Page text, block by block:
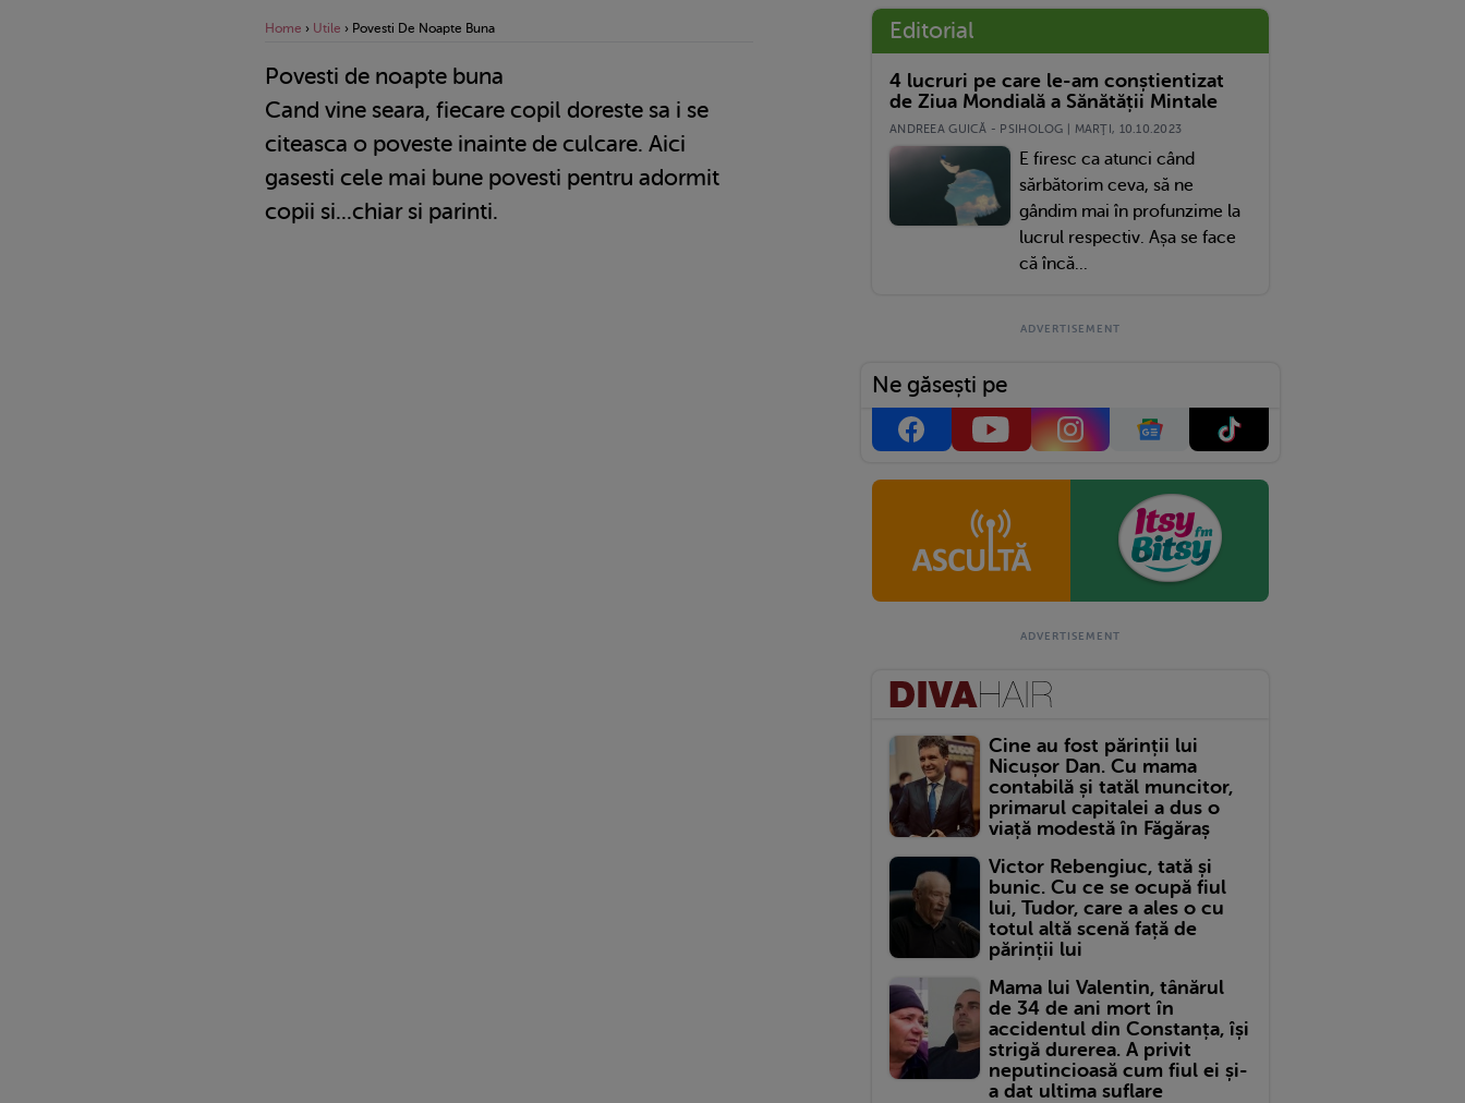
Home › Utile › Povesti De Noapte Buna
Povesti de noapte buna
Cand vine seara, fiecare copil doreste sa i se
citeasca o poveste inainte de culcare. Aici
gasesti cele mai bune povesti pentru adormit
copii si...chiar si parinti.
Editorial
4 lucruri pe care le-am conștientizat
de Ziua Mondială a Sănătății Mintale
ANDREEA GUICĂ - PSIHOLOG | MARŢI, 10.10.2023
E firesc ca atunci când
sărbătorim ceva, să ne
gândim mai în profunzime la
lucrul respectiv. Așa se face
că încă...
Ne găsești pe
Cine au fost părinții lui
Nicușor Dan. Cu mama
contabilă și tatăl muncitor,
primarul capitalei a dus o
viață modestă în Făgăraș
Victor Rebengiuc, tată și
bunic. Cu ce se ocupă fiul
lui, Tudor, care a ales o cu
totul altă scenă față de
părinții lui
Mama lui Valentin, tânărul
de 34 de ani mort în
accidentul din Constanța, își
strigă durerea. A privit
neputincioasă cum fiul ei și-
a dat ultima suflare